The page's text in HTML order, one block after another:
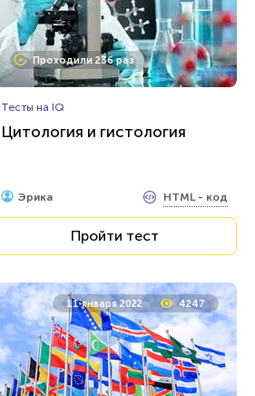
Проходили 236 раз
Тесты на IQ
Цитология и гистология
Эрика HTML - код
Пройти тест
11 января 2022 4247